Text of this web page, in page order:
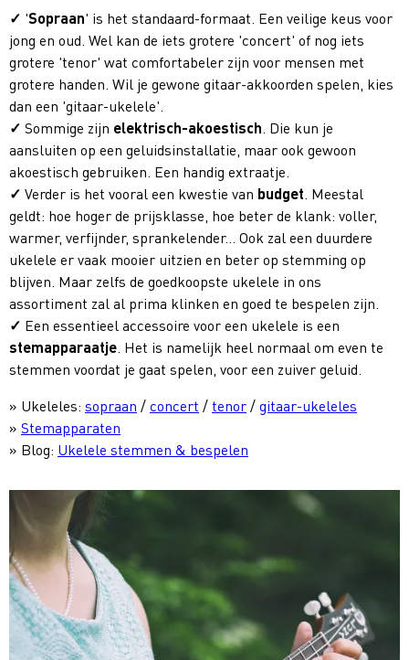
'Sopraan' is het standaard-formaat. Een veilige keus voor
jong en oud. Wel kan de iets grotere 'concert' of nog iets
grotere 'tenor' wat comfortabeler zijn voor mensen met
grotere handen. Wil je gewone gitaar-akkoorden spelen, kies
dan een 'gitaar-ukelele'.
Sommige zijn elektrisch-akoestisch . Die kun je
aansluiten op een geluidsinstallatie, maar ook gewoon
akoestisch gebruiken. Een handig extraatje.
Verder is het vooral een kwestie van budget . Meestal
geldt: hoe hoger de prijsklasse, hoe beter de klank: voller,
warmer, verfijnder, sprankelender... Ook zal een duurdere
ukelele er vaak mooier uitzien en beter op stemming op
blijven. Maar zelfs de goedkoopste ukelele in ons
assortiment zal al prima klinken en goed te bespelen zijn.
Een essentieel accessoire voor een ukelele is een
stemapparaatje . Het is namelijk heel normaal om even te
stemmen voordat je gaat spelen, voor een zuiver geluid.
» Ukeleles: sopraan /concert /tenor/gitaar-ukeleles
» Stemapparaten
» Blog: Ukelele stemmen & bespelen